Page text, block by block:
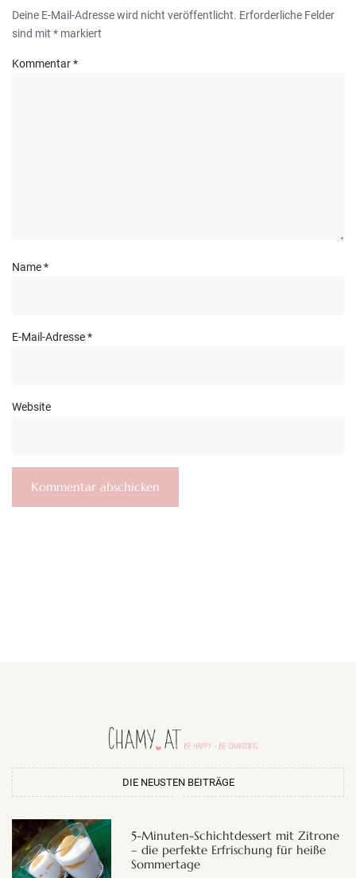
Deine E-Mail-Adresse wird nicht veröffentlicht. Erforderliche Felder
sind mit * markiert
Kommentar*
Name*
E-Mail-Adresse*
Website
DIE NEUSTEN BEITRÄGE
5-Minuten-Schichtdessert mit Zitrone
– die perfekte Erfrischung für heiße
Sommertage